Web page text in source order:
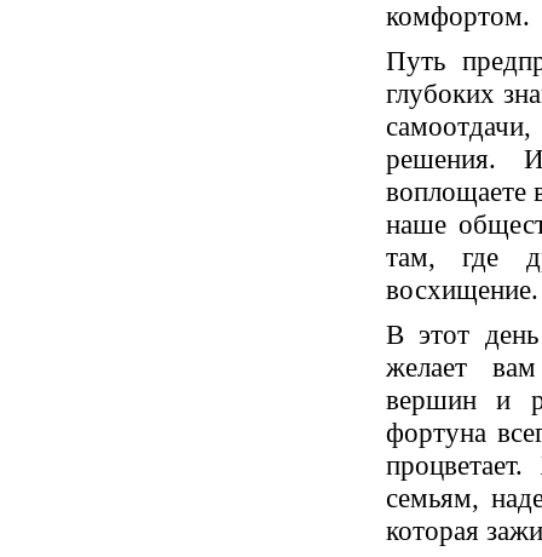
комфортом.
Путь
глубоких
решения.
воплощаете
наше
там, где
восхищение.
В этот
желает
вершин и
фортуна
семьям,
которая